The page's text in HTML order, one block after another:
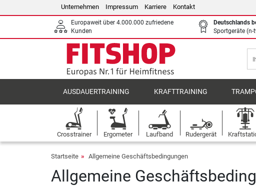
Unternehmen Impressum Karriere Kontakt
Europaweit über 4.000.000 zufriedene
Kunden
Deutschlands
Sportgeräte (n-
AUSDAUERTRAINING KRAFTTRAINING
Crosstrainer Ergometer Laufband Rudergerät
Startseite Allgemeine Geschäftsbedingungen
Allgemeine